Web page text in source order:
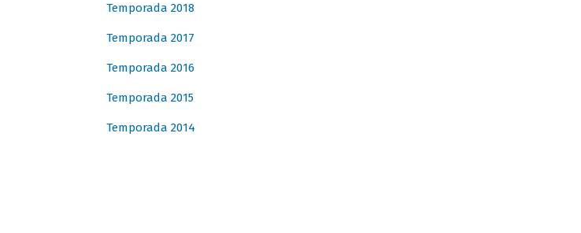
Temporada 2018
Temporada 2017
Temporada 2016
Temporada 2015
Temporada 2014